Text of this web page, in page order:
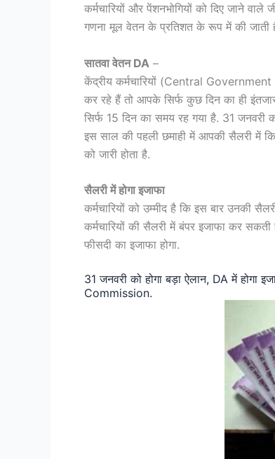
कर्मचारियों और पेंशनभोगियों को दिए जाने
गणना मूल वेतन के प्रतिशत के रूप में की जाती
सातवा वेतन DA –
केंद्रीय कर्मचारियों (Central
कर रहे हैं तो आपके सिर्फ कुछ दिन का ही
सिर्फ 15 दिन का समय रह गया है. 31
इस साल की पहली छमाही में आपकी सैलरी में
को जारी होता है.
सैलरी में होगा इजाफा
कर्मचारियों को उम्मीद है कि इस बार उनकी
कर्मचारियों की सैलरी में बंपर इजाफा कर
फीसदी का इजाफा होगा.
31 जनवरी को होगा बड़ा ऐलान, DA में होगा
Commission.